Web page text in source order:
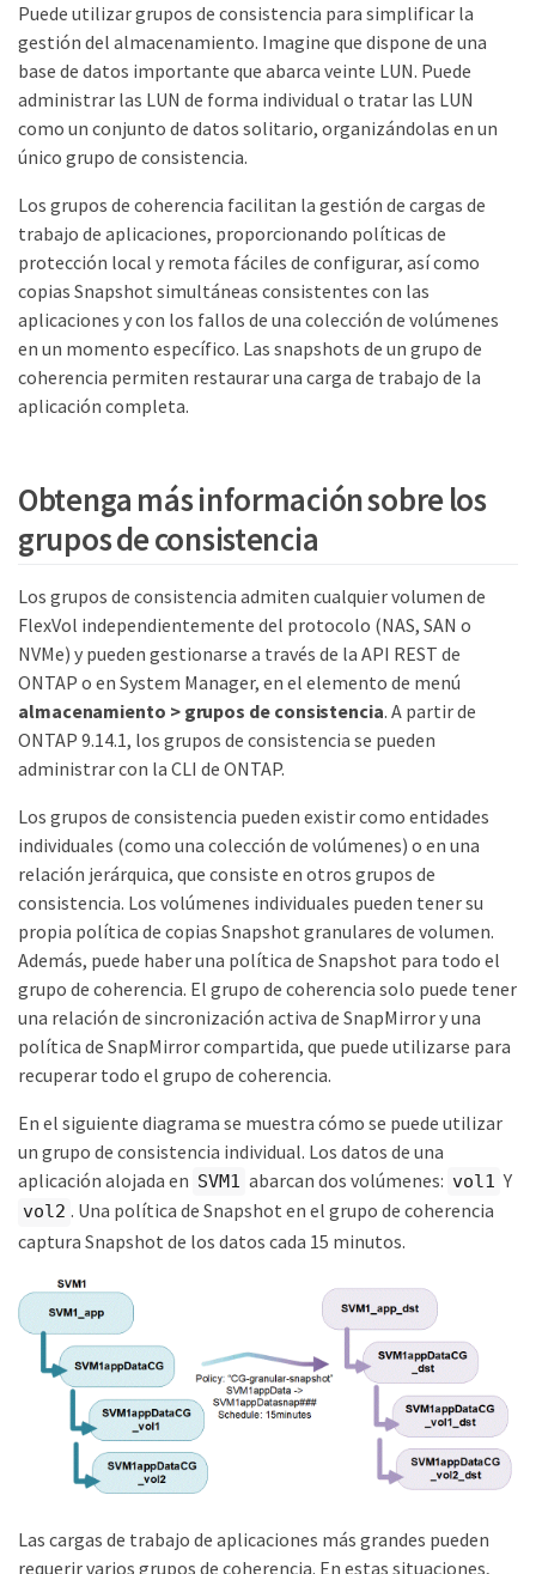
Puede utilizar grupos de consistencia para simplificar la
gestión del almacenamiento. Imagine que dispone de una
base de datos importante que abarca veinte LUN. Puede
administrar las LUN de forma individual o tratar las LUN
como un conjunto de datos solitario, organizándolas en un
único grupo de consistencia.
Los grupos de coherencia facilitan la gestión de cargas de
trabajo de aplicaciones, proporcionando políticas de
protección local y remota fáciles de configurar, así como
copias Snapshot simultáneas consistentes con las
aplicaciones y con los fallos de una colección de volúmenes
en un momento específico. Las snapshots de un grupo de
coherencia permiten restaurar una carga de trabajo de la
aplicación completa.
Obtenga más información sobre los
grupos de consistencia
Los grupos de consistencia admiten cualquier volumen de
FlexVol independientemente del protocolo (NAS, SAN o
NVMe) y pueden gestionarse a través de la API REST de
ONTAP o en System Manager, en el elemento de menú
almacenamiento > grupos de consistencia. A partir de
ONTAP 9.14.1, los grupos de consistencia se pueden
administrar con la CLI de ONTAP.
Los grupos de consistencia pueden existir como entidades
individuales (como una colección de volúmenes) o en una
relación jerárquica, que consiste en otros grupos de
consistencia. Los volúmenes individuales pueden tener su
propia política de copias Snapshot granulares de volumen.
Además, puede haber una política de Snapshot para todo el
grupo de coherencia. El grupo de coherencia solo puede tener
una relación de sincronización activa de SnapMirror y una
política de SnapMirror compartida, que puede utilizarse para
recuperar todo el grupo de coherencia.
En el siguiente diagrama se muestra cómo se puede utilizar
un grupo de consistencia individual. Los datos de una
aplicación alojada en SVM1 abarcan dos volúmenes: vol1 Y
vol2 . Una política de Snapshot en el grupo de coherencia
captura Snapshot de los datos cada 15 minutos.
Las cargas de trabajo de aplicaciones más grandes pueden
requerir varios grupos de coherencia. En estas situaciones,